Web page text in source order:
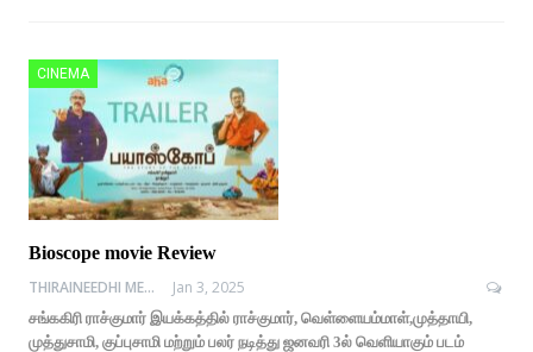
CINEMA
Bioscope movie Review
THIRAINEEDHI MEDIA
Jan 3, 2025
சங்ககிரி ராச்குமார் இயக்கத்தில் ராச்குமார், வெள்ளையம்மாள்,முத்தாயி,
முத்துசாமி, குப்புசாமி மற்றும் பலர் நடித்து ஜனவரி 3ல் வெளியாகும் படம்